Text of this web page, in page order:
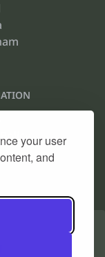
your user
and
oss